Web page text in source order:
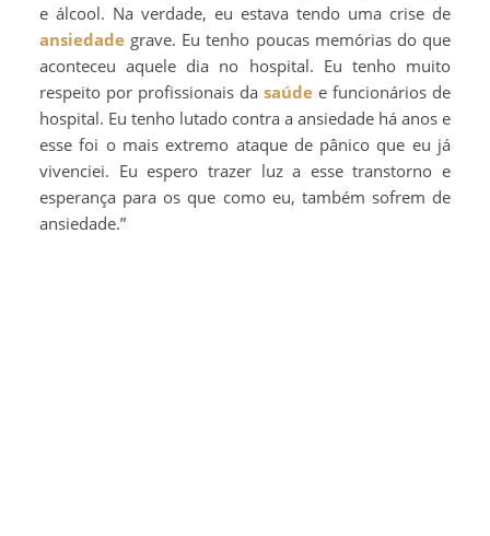
e álcool. Na verdade, eu estava tendo uma crise de
ansiedade grave. Eu tenho poucas memórias do que
aconteceu aquele dia no hospital. Eu tenho muito
respeito por profissionais da saúde e funcionários de
hospital. Eu tenho lutado contra a ansiedade há anos e
esse foi o mais extremo ataque de pânico que eu já
vivenciei. Eu espero trazer luz a esse transtorno e
esperança para os que como eu, também sofrem de
ansiedade.”